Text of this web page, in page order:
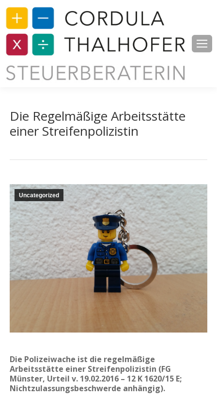
Die Regelmäßige Arbeitsstätte
einer Streifenpolizistin
Uncategorized
Die Polizeiwache ist die regelmäßige
Arbeitsstätte einer Streifenpolizistin (FG
Münster, Urteil v. 19.02.2016 – 12 K 1620/15 E;
Nichtzulassungsbeschwerde anhängig).